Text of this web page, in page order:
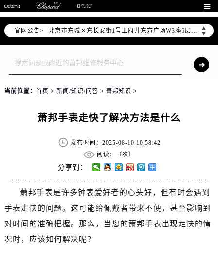

官网公告>
▲
▼
北京市朝阳区建国门外大街甲6号华熙国际中心D座11层1102室售后服务中心（需提前预约）
北京市东城区东长安街1号王府井东方广场W3座6层602室售后服务中心（需提前预约）
节假日正常营业！
当前位置： 首页 > 新闻/知识/问答 > 萧邦知识 >
萧邦手表走快了解决方法是什么
发布时间：2025-08-10 10:58:42
阅读：（次）
分享到：
萧邦手表是许多钟表爱好者的心头好，但有时会遇到
手表走快的问题。这可能给佩戴者带来不便，甚至影响到
对时间的准确把握。那么，当您的萧邦手表出现走快的情
况时，应该如何解决呢？